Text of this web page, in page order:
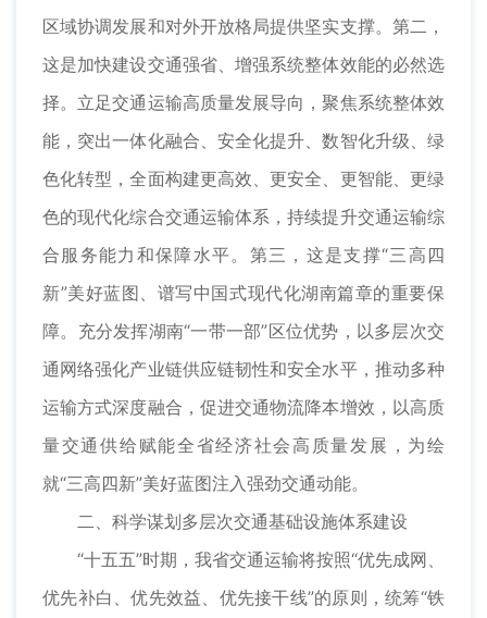
区域协调发展和对外开放格局提供坚实支撑。第二，
这是加快建设交通强省、增强系统整体效能的必然选
择。立足交通运输高质量发展导向，聚焦系统整体效
能，突出一体化融合、安全化提升、数智化升级、绿
色化转型，全面构建更高效、更安全、更智能、更绿
色的现代化综合交通运输体系，持续提升交通运输综
合服务能力和保障水平。第三，这是支撑“三高四
新”美好蓝图、谱写中国式现代化湖南篇章的重要保
障。充分发挥湖南“一带一部”区位优势，以多层次交
通网络强化产业链供应链韧性和安全水平，推动多种
运输方式深度融合，促进交通物流降本增效，以高质
量交通供给赋能全省经济社会高质量发展，为绘
就“三高四新”美好蓝图注入强劲交通动能。
二、科学谋划多层次交通基础设施体系建设
“十五五”时期，我省交通运输将按照“优先成网、
优先补白、优先效益、优先接干线”的原则，统筹“铁